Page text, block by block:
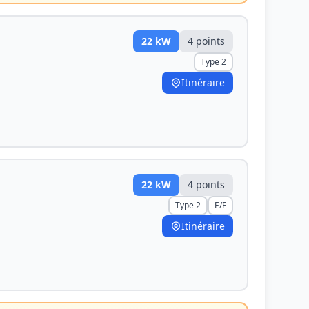
22 kW 4 points
Type 2
Itinéraire
22 kW 4 points
Type 2 E/F
Itinéraire